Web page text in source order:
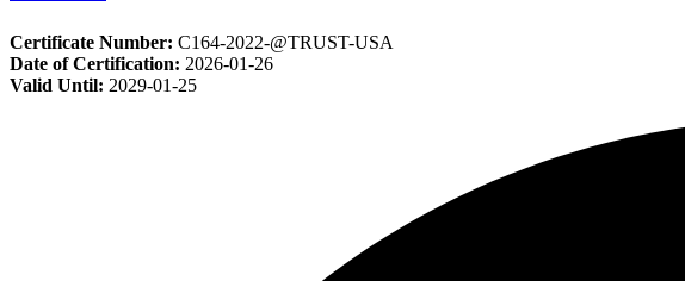
Certificate Number: C164-2022-@TRUST-USA
Date of Certification: 2026-01-26
Valid Until: 2029-01-25